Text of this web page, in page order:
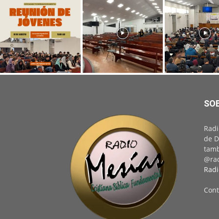
de